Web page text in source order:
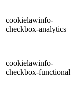
cookielawinfo-
checkbox-analytics
cookielawinfo-
checkbox-functional